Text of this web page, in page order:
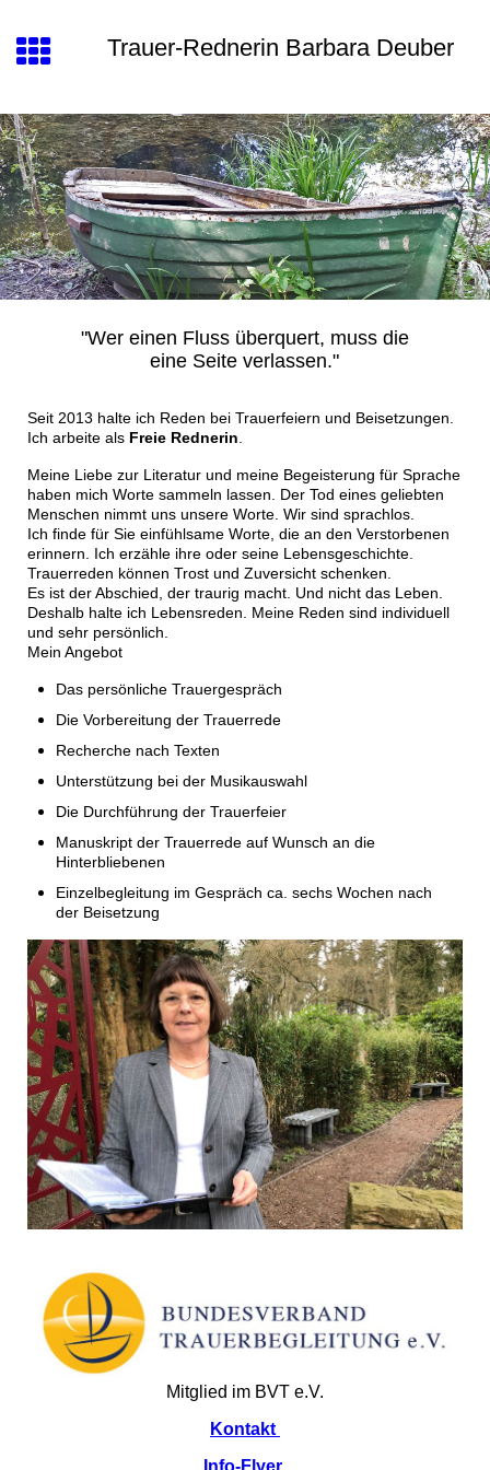
Trauer-Rednerin Barbara Deuber
"Wer einen Fluss überquert, muss die
eine Seite verlassen."
Seit 2013 halte ich Reden bei Trauerfeiern und Beisetzungen.
Ich arbeite als Freie Rednerin.
Meine Liebe zur Literatur und meine Begeisterung für Sprache
haben mich Worte sammeln lassen. Der Tod eines geliebten
Menschen nimmt uns unsere Worte. Wir sind sprachlos.
Ich finde für Sie einfühlsame Worte, die an den Verstorbenen
erinnern. Ich erzähle ihre oder seine Lebensgeschichte.
Trauerreden können Trost und Zuversicht schenken.
Es ist der Abschied, der traurig macht. Und nicht das Leben.
Deshalb halte ich Lebensreden. Meine Reden sind individuell
und sehr persönlich.
Mein Angebot
Das persönliche Trauergespräch
Die Vorbereitung der Trauerrede
Recherche nach Texten
Unterstützung bei der Musikauswahl
Die Durchführung der Trauerfeier
Manuskript der Trauerrede auf Wunsch an die
Hinterbliebenen
Einzelbegleitung im Gespräch ca. sechs Wochen nach
der Beisetzung
Mitglied im BVT e.V.
Kontakt
Info-Flyer